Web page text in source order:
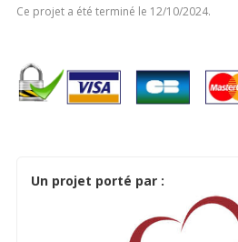
Ce projet a été terminé le 12/10/2024.
Un projet porté par :